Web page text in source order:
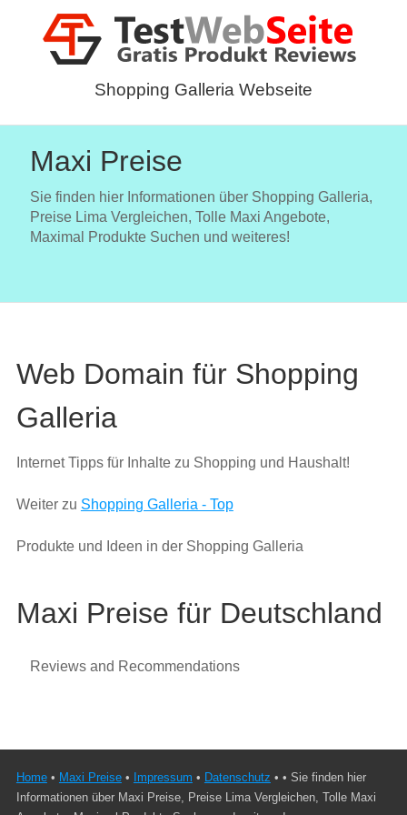
Shopping Galleria Webseite
Maxi Preise
Sie finden hier Informationen über Shopping Galleria,
Preise Lima Vergleichen, Tolle Maxi Angebote,
Maximal Produkte Suchen und weiteres!
Web Domain für Shopping
Galleria
Internet Tipps für Inhalte zu Shopping und Haushalt!
Weiter zu Shopping Galleria - Top
Produkte und Ideen in der Shopping Galleria
Maxi Preise für Deutschland
Reviews and Recommendations
Home• Maxi Preise• Impressum • Datenschutz • • Sie finden hier
Informationen über Maxi Preise, Preise Lima Vergleichen, Tolle Maxi